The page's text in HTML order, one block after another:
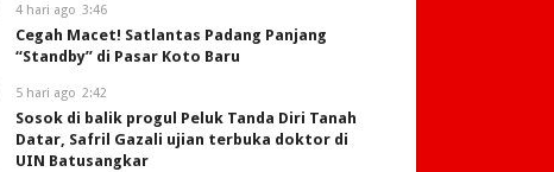
4 hari ago 3:46
Cegah Macet! Satlantas Padang Panjang
“Standby” di Pasar Koto Baru
5 hari ago 2:42
Sosok di balik progul Peluk Tanda Diri Tanah
Datar, Safril Gazali ujian terbuka doktor di
UIN Batusangkar